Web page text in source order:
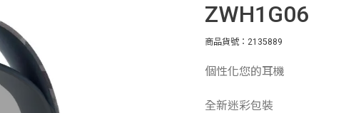
ZWH1G06
商品貨號：2135889
個性化您的耳機
全新迷彩包裝